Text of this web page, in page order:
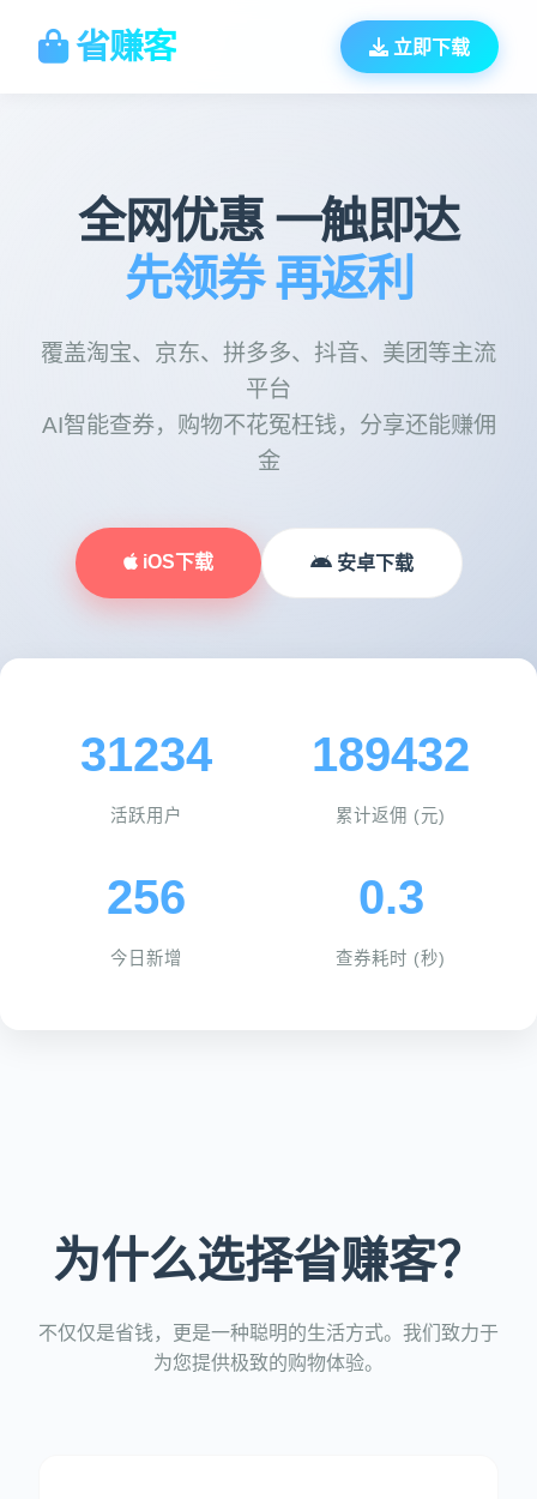
省赚客 立即下载
全网优惠 一触即达
先领券 再返利
覆盖淘宝、京东、拼多多、抖音、美团等主流
平台
AI智能查券，购物不花冤枉钱，分享还能赚佣
金
iOS下载 安卓下载
31234
活跃用户
189432
累计返佣 (元)
256
今日新增
0.3
查券耗时 (秒)
为什么选择省赚客？
不仅仅是省钱，更是一种聪明的生活方式。我们致力于
为您提供极致的购物体验。